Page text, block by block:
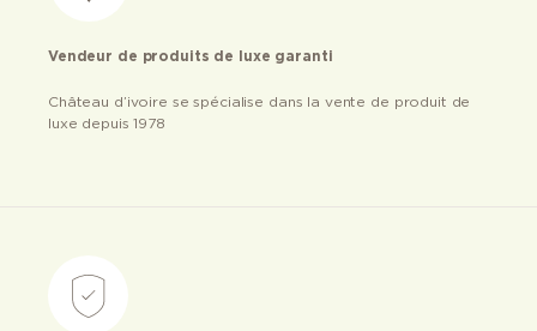
Vendeur de produits de luxe garanti
Château d’ivoire se spécialise dans la vente de produit de
luxe depuis 1978